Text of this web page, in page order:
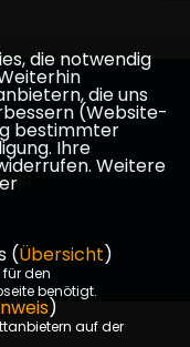
die notwendig
die uns
(Website-
bestimmter
Ihre
Weitere
(Übersicht)
den
benötigt.
)
auf der